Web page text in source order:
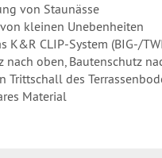
von Staunässe
kleinen Unebenheiten
K&R CLIP-System (BIG-/
nach oben, Bautenschutz
Trittschall des
Material